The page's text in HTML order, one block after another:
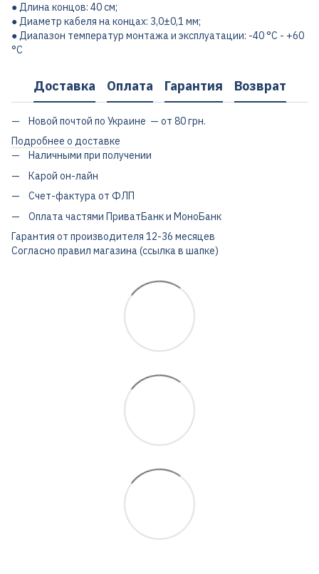
● Длина концов: 40 см;
● Диаметр кабеля на концах: 3,0±0,1 мм;
● Диапазон температур монтажа и эксплуатации: -40 °С - +60
°С
Доставка Оплата Гарантия Возврат
Новой почтой по Украине — от 80 грн.
Подробнее о доставке
Наличными при получении
Карой он-лайн
Счет-фактура от ФЛП
Оплата частями ПриватБанк и МоноБанк
Гарантия от производителя 12-36 месяцев
Согласно правил магазина (ссылка в шапке)